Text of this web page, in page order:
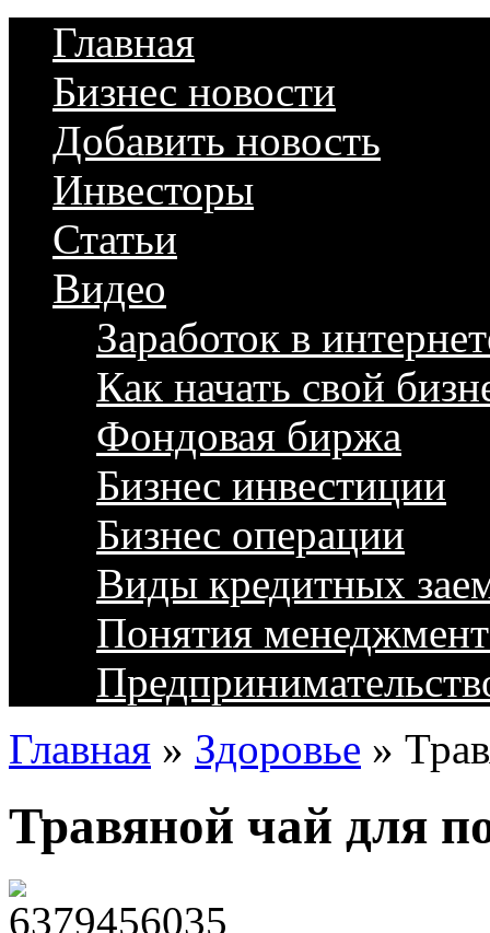
Главная
Бизнес новости
Добавить новость
Инвесторы
Статьи
Видео
Заработок в
Как начать свой
Фондовая биржа
Бизнес инвестиции
Бизнес операции
Виды кредитных
Понятия
Главная » Здоровье »
Травяной чай для